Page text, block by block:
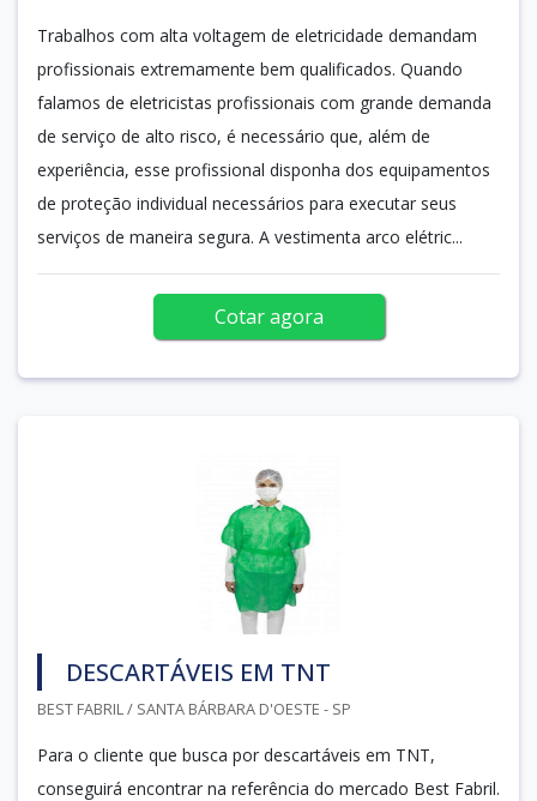
Trabalhos com alta voltagem de eletricidade demandam
profissionais extremamente bem qualificados. Quando
falamos de eletricistas profissionais com grande demanda
de serviço de alto risco, é necessário que, além de
experiência, esse profissional disponha dos equipamentos
de proteção individual necessários para executar seus
serviços de maneira segura. A vestimenta arco elétric...
Cotar agora
DESCARTÁVEIS EM TNT
BEST FABRIL / SANTA BÁRBARA D'OESTE - SP
Para o cliente que busca por descartáveis em TNT,
conseguirá encontrar na referência do mercado Best Fabril.